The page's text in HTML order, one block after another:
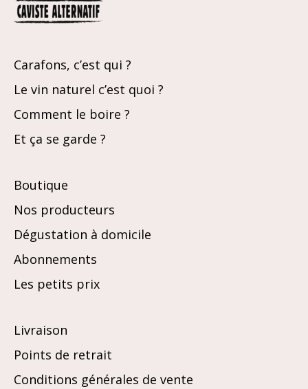
Carafons, c’est qui ?
Le vin naturel c’est quoi ?
Comment le boire ?
Et ça se garde ?
Boutique
Nos producteurs
Dégustation à domicile
Abonnements
Les petits prix
Livraison
Points de retrait
Conditions générales de vente